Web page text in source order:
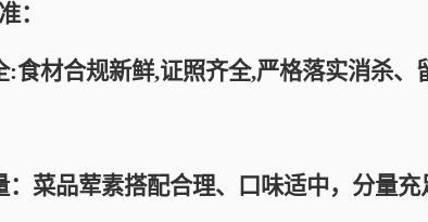
材合规新鲜,证照齐全,严格落实消杀、
品荤素搭配合理、口味适中，分量充